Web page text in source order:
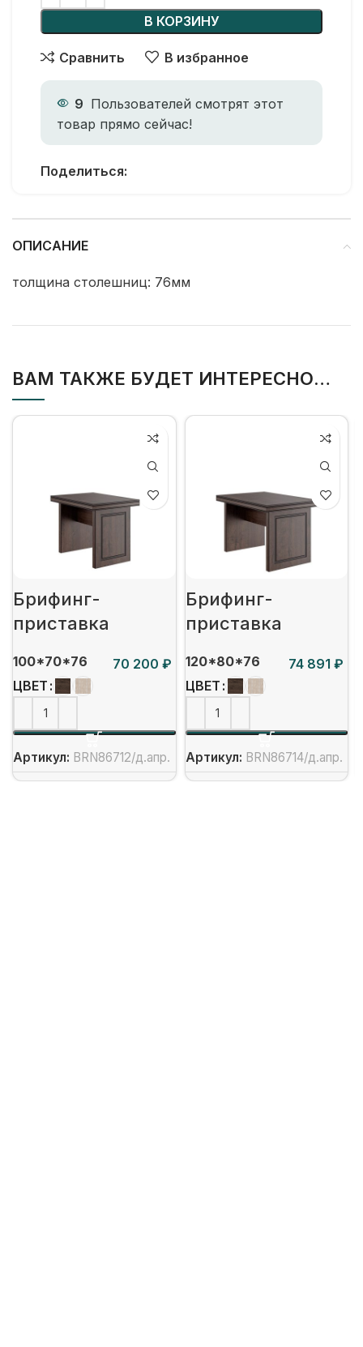
В КОРЗИНУ
Сравнить В избранное
9 Пользователей смотрят этот
товар прямо сейчас!
Поделиться:
ОПИСАНИЕ
толщина столешниц: 76мм
ВАМ ТАКЖЕ БУДЕТ ИНТЕРЕСНО…
Брифинг-
приставка
100*70*76
₽
ЦВЕТ
Артикул: BRN86712/д.апр.
Брифинг-
приставка
120*80*76
₽
ЦВЕТ
Артикул: BRN86714/д.апр.